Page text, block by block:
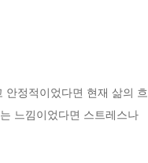
안정적이었다면 현재 삶의 흐
느낌이었다면 스트레스나